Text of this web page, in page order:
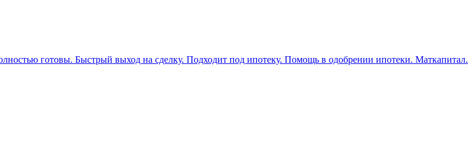
готовы. Быстрый выход на сделку. Подходит под ипотеку. Помощь в одобрении ипотеки. Маткапитал.